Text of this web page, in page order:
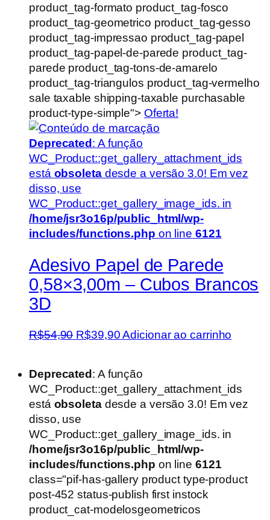
product_tag-formato product_tag-fosco
product_tag-geometrico product_tag-gesso
product_tag-impressao product_tag-papel
product_tag-papel-de-parede product_tag-
parede product_tag-tons-de-amarelo
product_tag-triangulos product_tag-vermelho
sale taxable shipping-taxable purchasable
product-type-simple"> Oferta!
Deprecated : A função
WC_Product::get_gallery_attachment_ids
está obsoletadesde a versão 3.0! Em vez
disso, use
WC_Product::get_gallery_image_ids. in
/home/jsr3o16p/public_html/wp-
includes/functions.php on line 6121
Adesivo Papel de Parede
0,58×3,00m – Cubos Brancos
3D
R$54,90 O
era:
R$54,90.
R$39,90O
é:
R$39,90.
Adicionar ao carrinho
Deprecated : A função
WC_Product::get_gallery_attachment_ids
está obsoletadesde a versão 3.0! Em vez
disso, use
WC_Product::get_gallery_image_ids. in
/home/jsr3o16p/public_html/wp-
includes/functions.php on line 6121
class="pif-has-gallery product type-product
post-452 status-publish first instock
product_cat-modelosgeometricos